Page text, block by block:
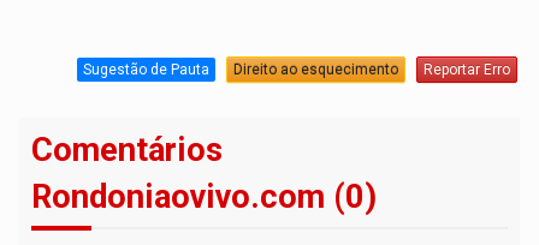
Sugestão de Pauta Direito ao esquecimento Reportar Erro
Comentários
Rondoniaovivo.com (0)